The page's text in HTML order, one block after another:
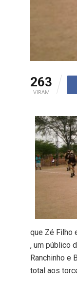
263
VIRAM
que Zé Filho
, um público
Ranchinho e
total aos